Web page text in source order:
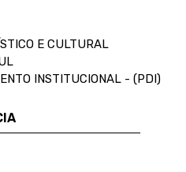
E CULTURAL
INSTITUCIONAL - (PDI)